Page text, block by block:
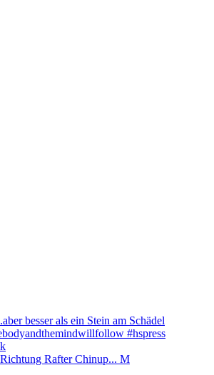
Rafter Chinup... M